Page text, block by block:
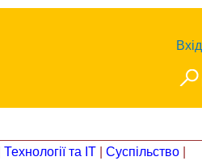
Вхід
Технології та ІТ Суспільство